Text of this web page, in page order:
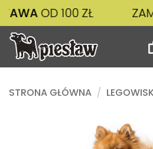
Przewiń
do
zawartości
100 ZŁ
STRONA GŁÓWNA /